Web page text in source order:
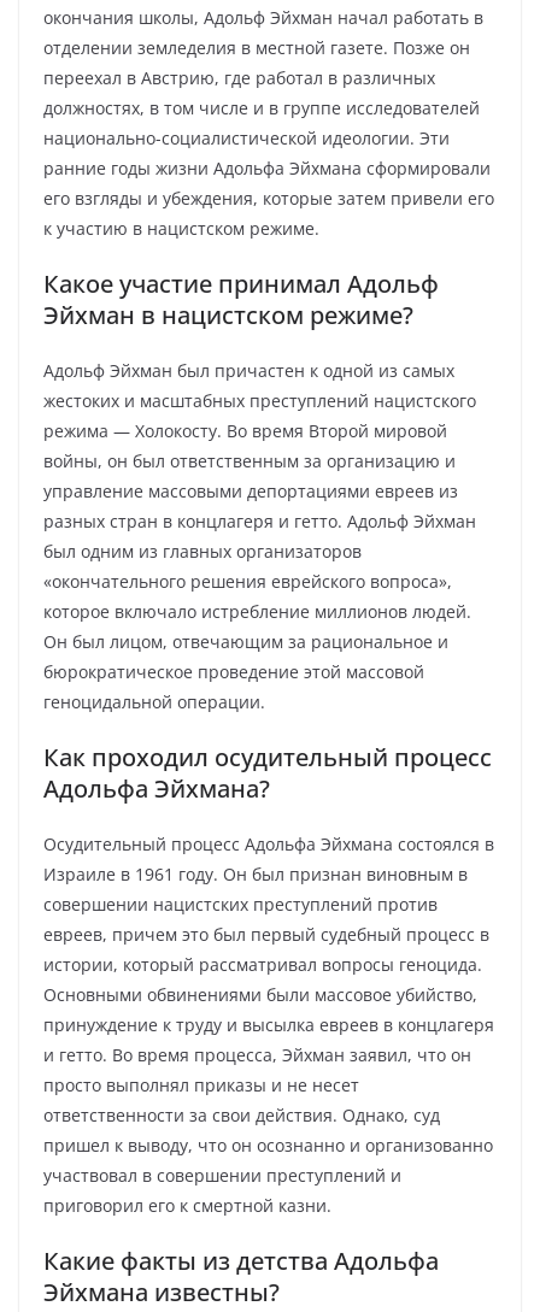
окончания школы, Адольф Эйхман начал работать в
отделении земледелия в местной газете. Позже он
переехал в Австрию, где работал в различных
должностях, в том числе и в группе исследователей
национально-социалистической идеологии. Эти
ранние годы жизни Адольфа Эйхмана сформировали
его взгляды и убеждения, которые затем привели его
к участию в нацистском режиме.
Какое участие принимал Адольф
Эйхман в нацистском режиме?
Адольф Эйхман был причастен к одной из самых
жестоких и масштабных преступлений нацистского
режима — Холокосту. Во время Второй мировой
войны, он был ответственным за организацию и
управление массовыми депортациями евреев из
разных стран в концлагеря и гетто. Адольф Эйхман
был одним из главных организаторов
«окончательного решения еврейского вопроса»,
которое включало истребление миллионов людей.
Он был лицом, отвечающим за рациональное и
бюрократическое проведение этой массовой
геноцидальной операции.
Как проходил осудительный процесс
Адольфа Эйхмана?
Осудительный процесс Адольфа Эйхмана состоялся в
Израиле в 1961 году. Он был признан виновным в
совершении нацистских преступлений против
евреев, причем это был первый судебный процесс в
истории, который рассматривал вопросы геноцида.
Основными обвинениями были массовое убийство,
принуждение к труду и высылка евреев в концлагеря
и гетто. Во время процесса, Эйхман заявил, что он
просто выполнял приказы и не несет
ответственности за свои действия. Однако, суд
пришел к выводу, что он осознанно и организованно
участвовал в совершении преступлений и
приговорил его к смертной казни.
Какие факты из детства Адольфа
Эйхмана известны?